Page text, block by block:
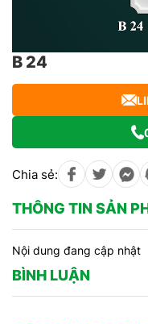
B 24
Chia sẻ:
THÔNG TIN SẢN
Nội dung đang cập nhật
BÌNH LUẬN